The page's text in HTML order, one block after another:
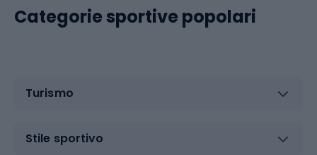
confortevole, anche quando la borsa è piena. L'aspetto
estetico della borsa è altrettanto importante. I bambini
ad esempio aggiungendo il nome del bambino. Borse da
per trasportare l'attrezzatura da tennis come
Categorie sportive popolari
Turismo
Stile sportivo